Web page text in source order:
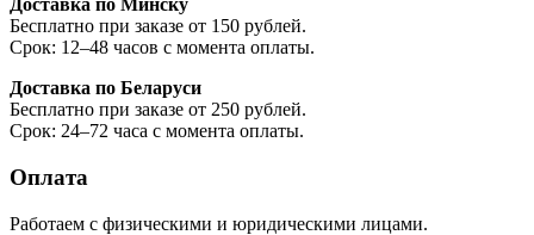
Доставка по Минску
Бесплатно при заказе от 150 рублей.
Срок: 12–48 часов с момента оплаты.
Доставка по Беларуси
Бесплатно при заказе от 250 рублей.
Срок: 24–72 часа с момента оплаты.
Оплата
Работаем с физическими и юридическими лицами.